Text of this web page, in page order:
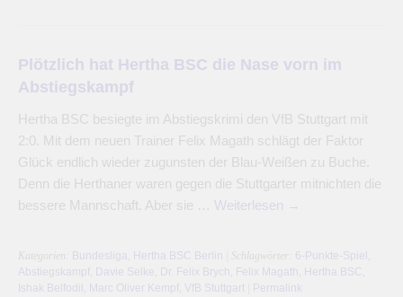
Plötzlich hat Hertha BSC die Nase vorn im
Abstiegskampf
Hertha BSC besiegte im Abstiegskrimi den VfB Stuttgart mit
2:0. Mit dem neuen Trainer Felix Magath schlägt der Faktor
Glück endlich wieder zugunsten der Blau-Weißen zu Buche.
Denn die Herthaner waren gegen die Stuttgarter mitnichten die
bessere Mannschaft. Aber sie … Weiterlesen →
Kategorien: Bundesliga Hertha BSC Berlin | Schlagwörter: 6-Punkte-Spiel
Abstiegskampf Davie Selke Dr. Felix Brych Felix Magath Hertha BSC
Ishak Belfodil
Marc Oliver Kempf VfB Stuttgart Permalink